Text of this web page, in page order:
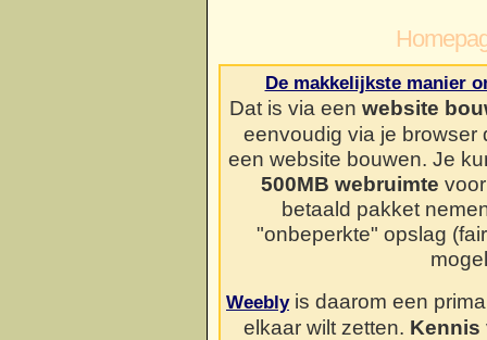
De makkelijkste manier
Dat is via een website
eenvoudig via je
een website bouwen. Je
500MB webruimte
betaald pakket
"onbeperkte" opslag
Weeblyis daarom een
elkaar wilt zetten. Kennis